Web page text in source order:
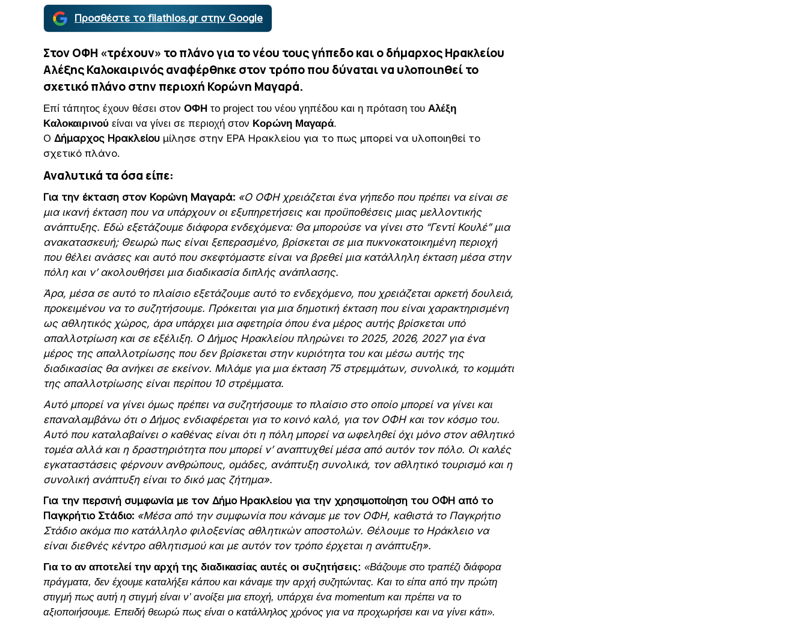
Προσθέστε το filathlos.gr στην Google
Στον ΟΦΗ «τρέχουν» το πλάνο για το νέου τους γήπεδο και ο δήμαρχος Ηρακλείου
Αλέξης Καλοκαιρινός αναφέρθηκε στον τρόπο που δύναται να υλοποιηθεί το
σχετικό πλάνο στην περιοχή Κορώνη Μαγαρά.
Επί τάπητος έχουν θέσει στον ΟΦΗ το project του νέου γηπέδου και η πρόταση του Αλέξη
Καλοκαιρινού είναι να γίνει σε περιοχή στον Κορώνη Μαγαρά.
Ο Δήμαρχος Ηρακλείου μίλησε στην ΕΡΑ Ηρακλείου για το πως μπορεί να υλοποιηθεί το
σχετικό πλάνο.
Αναλυτικά τα όσα είπε:
Για την έκταση στον Κορώνη Μαγαρά: «Ο ΟΦΗ χρειάζεται ένα γήπεδο που πρέπει να είναι σε
μια ικανή έκταση που να υπάρχουν οι εξυπηρετήσεις και προϋποθέσεις μιας μελλοντικής
ανάπτυξης. Εδώ εξετάζουμε διάφορα ενδεχόμενα: Θα μπορούσε να γίνει στο “Γεντί Κουλέ” μια
ανακατασκευή; Θεωρώ πως είναι ξεπερασμένο, βρίσκεται σε μια πυκνοκατοικημένη περιοχή
που θέλει ανάσες και αυτό που σκεφτόμαστε είναι να βρεθεί μια κατάλληλη έκταση μέσα στην
πόλη και ν’ ακολουθήσει μια διαδικασία διπλής ανάπλασης.
Άρα, μέσα σε αυτό το πλαίσιο εξετάζουμε αυτό το ενδεχόμενο, που χρειάζεται αρκετή δουλειά,
προκειμένου να το συζητήσουμε. Πρόκειται για μια δημοτική έκταση που είναι χαρακτηρισμένη
ως αθλητικός χώρος, άρα υπάρχει μια αφετηρία όπου ένα μέρος αυτής βρίσκεται υπό
απαλλοτρίωση και σε εξέλιξη. Ο Δήμος Ηρακλείου πληρώνει το 2025, 2026, 2027 για ένα
μέρος της απαλλοτρίωσης που δεν βρίσκεται στην κυριότητα του και μέσω αυτής της
διαδικασίας θα ανήκει σε εκείνον. Μιλάμε για μια έκταση 75 στρεμμάτων, συνολικά, το κομμάτι
της απαλλοτρίωσης είναι περίπου 10 στρέμματα.
Αυτό μπορεί να γίνει όμως πρέπει να συζητήσουμε το πλαίσιο στο οποίο μπορεί να γίνει και
επαναλαμβάνω ότι ο Δήμος ενδιαφέρεται για το κοινό καλό, για τον ΟΦΗ και τον κόσμο του.
Αυτό που καταλαβαίνει ο καθένας είναι ότι η πόλη μπορεί να ωφεληθεί όχι μόνο στον αθλητικό
τομέα αλλά και η δραστηριότητα που μπορεί ν’ αναπτυχθεί μέσα από αυτόν τον πόλο. Οι καλές
εγκαταστάσεις φέρνουν ανθρώπους, ομάδες, ανάπτυξη συνολικά, τον αθλητικό τουρισμό και η
συνολική ανάπτυξη είναι το δικό μας ζήτημα».
Για την περσινή συμφωνία με τον Δήμο Ηρακλείου για την χρησιμοποίηση του ΟΦΗ από το
Παγκρήτιο Στάδιο: «Μέσα από την συμφωνία που κάναμε με τον ΟΦΗ, καθιστά το Παγκρήτιο
Στάδιο ακόμα πιο κατάλληλο φιλοξενίας αθλητικών αποστολών. Θέλουμε το Ηράκλειο να
είναι διεθνές κέντρο αθλητισμού και με αυτόν τον τρόπο έρχεται η ανάπτυξη».
Για το αν αποτελεί την αρχή της διαδικασίας αυτές οι συζητήσεις: «Βάζουμε στο τραπέζι διάφορα
πράγματα, δεν έχουμε καταλήξει κάπου και κάναμε την αρχή συζητώντας. Και το είπα από την πρώτη
στιγμή πως αυτή η στιγμή είναι ν’ ανοίξει μια εποχή, υπάρχει ένα momentum και πρέπει να το
αξιοποιήσουμε. Επειδή θεωρώ πως είναι ο κατάλληλος χρόνος για να προχωρήσει και να γίνει κάτι».